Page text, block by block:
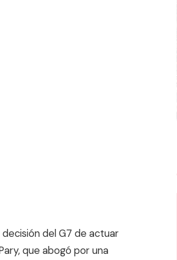
decisión del G7 de actuar
que abogó por una